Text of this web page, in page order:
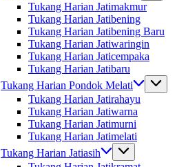
Tukang Harian Jatimakmur
Tukang Harian Jatibening
Tukang Harian Jatibening Baru
Tukang Harian Jatiwaringin
Tukang Harian Jaticempaka
Tukang Harian Jatibaru
Tukang Harian Pondok Melati
Tukang Harian Jatirahayu
Tukang Harian Jatiwarna
Tukang Harian Jatimurni
Tukang Harian Jatimelati
Tukang Harian Jatiasih